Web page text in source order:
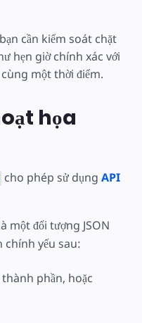
cần kiểm soát chặt
hẹn giờ chính xác với
một thời điểm.
họa
cho phép sử dụng API
một đối tượng JSON
chính yếu sau:
thành phần, hoặc